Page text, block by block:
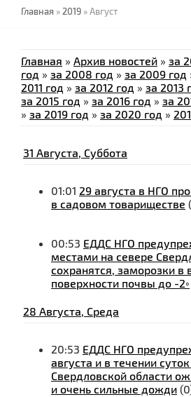
Главная » 2019 »Август
Главная » Архив новостей » за
год » за 2008 год » за 2009 год
2011 год » за 2012 год » за 2013
за 2015 год » за 2016 год » за
» за 2019 год » за 2020 год »
31 Августа, Суббота
01:01 29 августа в НГО
в садовом товариществе
00:53 ЕДДС НГО
местами на севере
сохранятся, заморозки в
поверхности почвы до -2◦
28 Августа, Среда
20:53 ЕДДС НГО
августа и в течении
Свердловской области
и очень сильные дожди